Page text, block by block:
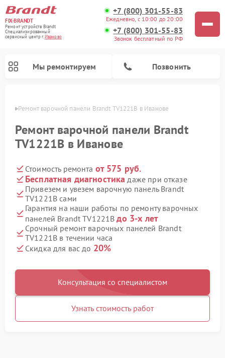
FIX-BRANDT
Ремонт устройств Brandt
Специализированный
cервисный центр г.Иваново
+7 (800) 301-55-83
Ежедневно, с 10:00 до 20:00
+7 (800) 301-55-83
Звонок бесплатный по РФ
Мы ремонтируем Позвонить
Ремонт варочной панели Brandt TV1221B в Иванове
Ремонт варочной панели Brandt
TV1221B в Иванове
Стоимость ремонта от 575 руб.
Бесплатная диагностика даже при отказе
Привезем и увезем варочную панель Brandt
TV1221B сами
Гарантия на наши работы по ремонту варочных
панелей Brandt TV1221Bдо 3-х лет
Срочный ремонт варочных панелей Brandt
TV1221B в течении часа
Скидка для вас до 20%
Консультация со специалистом
Узнать стоимость работ